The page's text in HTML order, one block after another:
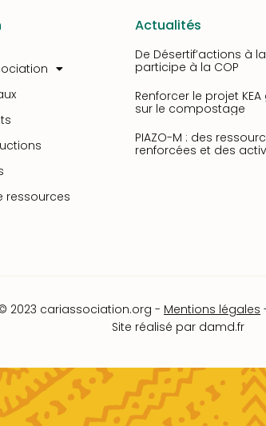
ressources
Actualités
De Désertif’actions à la
participe à la COP
Renforcer le projet
sur le compostage
PIAZO-M : des
renforcées et des
2023 cariassociation.org - Mentions légales
Site réalisé par damd.fr